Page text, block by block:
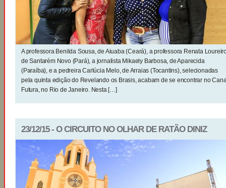
A professora Benilda Sousa, de Aiuaba (Ceará), a professora Renata
de Santarém Novo (Pará), a jornalista Mikaely Barbosa, de Aparecida
(Paraíba), e a pedreira Carlúcia Melo, de Arraias (Tocantins), selecionadas
pela quinta edição do Revelando os Brasis, acabam de se encontrar no
Futura, no Rio de Janeiro. Nesta […]
23/12/15 - O CIRCUITO NO OLHAR DE RATÃO DINIZ